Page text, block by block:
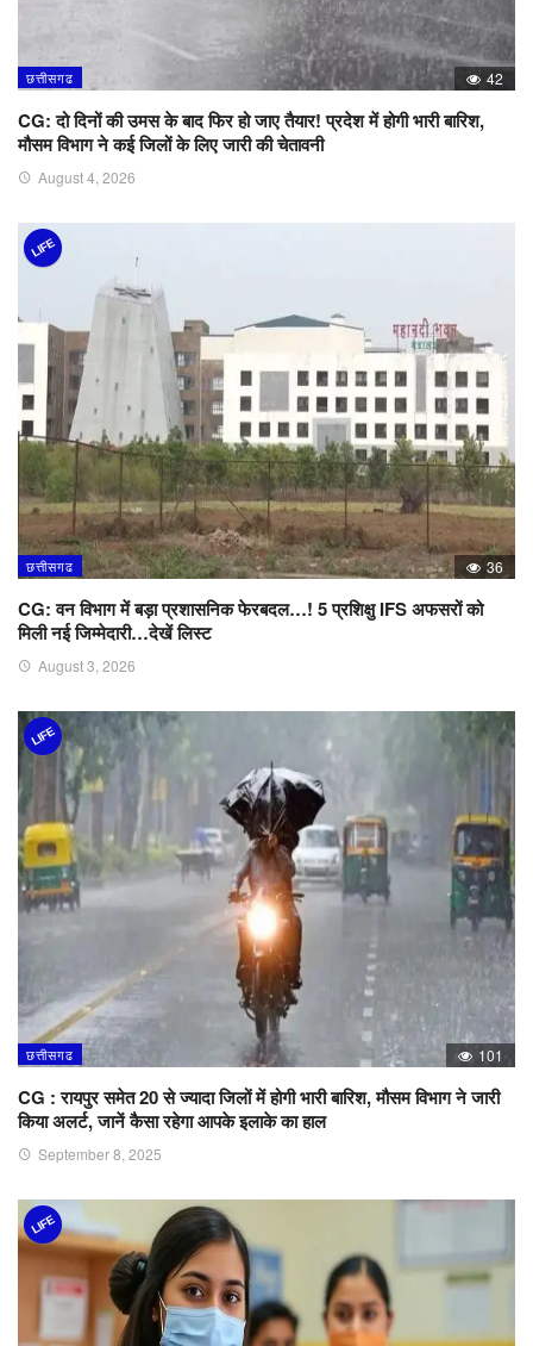
छत्तीसगढ 42
CG: दो दिनों की उमस के बाद फिर हो जाए तैयार! प्रदेश में होगी भारी बारिश,
मौसम विभाग ने कई जिलों के लिए जारी की चेतावनी
August 4, 2026
LIFE
छत्तीसगढ 36
CG: वन विभाग में बड़ा प्रशासनिक फेरबदल…! 5 प्रशिक्षु IFS अफसरों को
मिली नई जिम्मेदारी…देखें लिस्ट
August 3, 2026
LIFE
छत्तीसगढ 101
CG : रायपुर समेत 20 से ज्यादा जिलों में होगी भारी बारिश, मौसम विभाग ने जारी
किया अलर्ट, जानें कैसा रहेगा आपके इलाके का हाल
September 8, 2025
LIFE